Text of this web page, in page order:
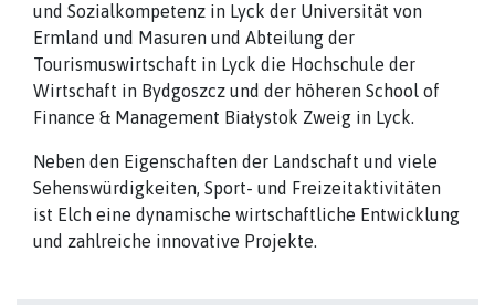
und Sozialkompetenz in Lyck der Universität von
Ermland und Masuren und Abteilung der
Tourismuswirtschaft in Lyck die Hochschule der
Wirtschaft in Bydgoszcz und der höheren School of
Finance & Management Białystok Zweig in Lyck.
Neben den Eigenschaften der Landschaft und viele
Sehenswürdigkeiten, Sport- und Freizeitaktivitäten
ist Elch eine dynamische wirtschaftliche Entwicklung
und zahlreiche innovative Projekte.